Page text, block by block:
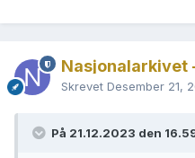
Nasjonalarkivet
Skrevet Desember 21,
På 21.12.2023 den